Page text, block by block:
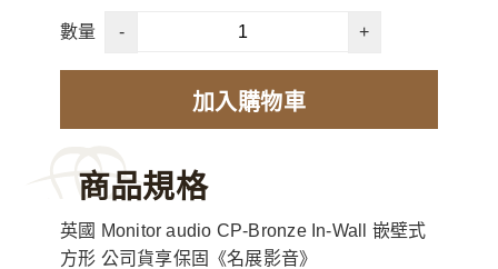
數量 - +
加入購物車
商品規格
英國 Monitor audio CP-Bronze In-Wall 嵌壁式
方形 公司貨享保固《名展影音》